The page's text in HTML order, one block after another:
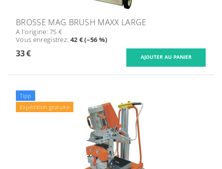
BROSSE MAG BRUSH MAXX LARGE
A l'origine:75 €
Vous enregistrez: 42 € (–56 %)
33 €
Tipp
Expédition gratuite